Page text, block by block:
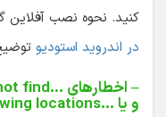
کنید. نحوه نصب
در اندروید استودیو
– اخطارهای find…
و یاlocations…